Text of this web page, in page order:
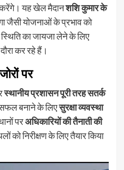
करेंगे। यह खेल मैदानशशि कुमार के
जैसी योजनाओं के प्रभाव को
का जायजा लेने के लिए
कर रहे हैं।
पर
स्थानीय प्रशासन पूरी तरह सतर्क
बनाने के लिएसुरक्षा व्यवस्था
परअधिकारियों की तैनाती की
को निरीक्षण के लिए तैयार किया